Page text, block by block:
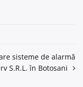
sisteme de alarmă
S.R.L. în Botosani